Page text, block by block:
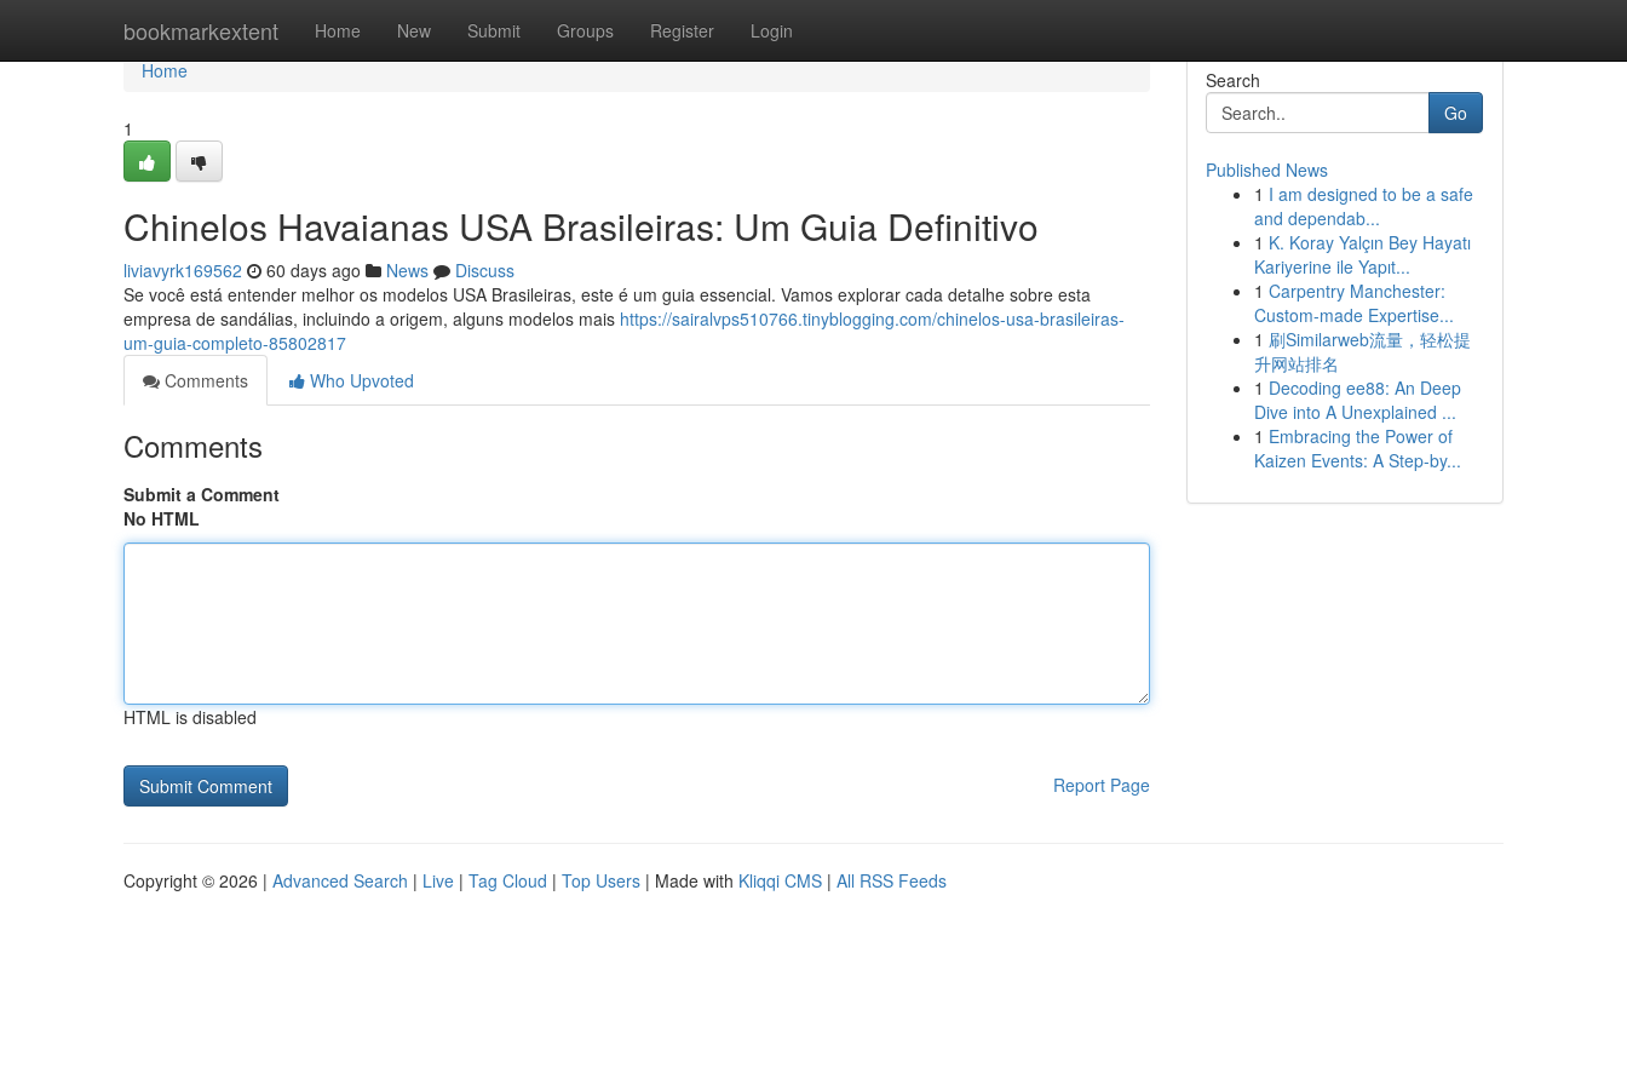
bookmarkextent Home New Submit Groups Register Login
Home
Home
1
Chinelos Havaianas USA Brasileiras: Um Guia Definitivo
liviavyrk169562 60 days ago News
Discuss
Se você está entender melhor os modelos USA Brasileiras, este é um guia essencial. Vamos explorar cada detalhe sobre esta
empresa de sandálias, incluindo a origem, alguns modelos mais https://sairalvps510766.tinyblogging.com/chinelos-usa-brasileiras-
um-guia-completo-85802817
Comments
Who Upvoted
Comments
Submit a Comment
No HTML
HTML is disabled
Report Page
Search
Go
Published News
1 I am designed to be a safe
and dependab...
1 K. Koray Yalçın Bey Hayatı
Kariyerine ile Yapıt...
1 Carpentry Manchester:
Custom-made Expertise...
1 刷Similarweb流量，轻松提
升网站排名
1 Decoding ee88: An Deep
Dive into A Unexplained ...
1 Embracing the Power of
Kaizen Events: A Step-by...
Copyright © 2026 | Advanced Search | Live | Tag Cloud | Top Users | Made with Kliqqi CMS | All RSS Feeds